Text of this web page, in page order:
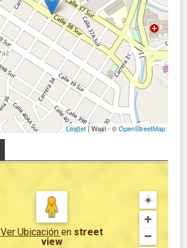
Leaflet| Wasi - ©OpenStreetMap
Ver Ubicación en street
view